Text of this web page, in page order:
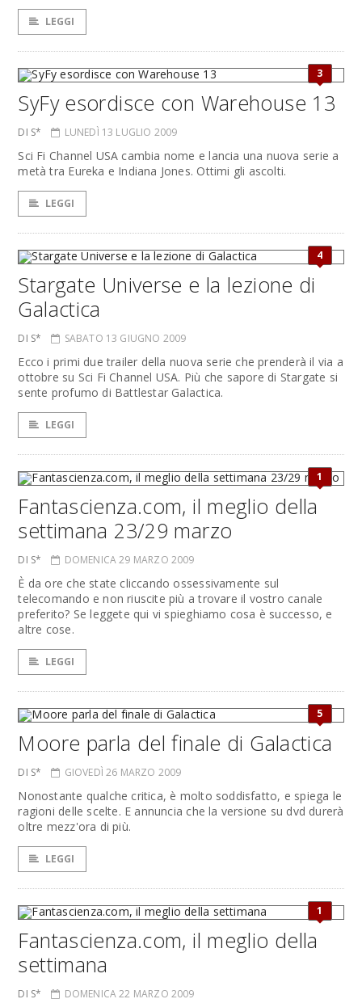
LEGGI
3
SyFy esordisce con Warehouse 13
DI S* LUNEDÌ 13 LUGLIO 2009
Sci Fi Channel USA cambia nome e lancia una nuova serie a
metà tra Eureka e Indiana Jones. Ottimi gli ascolti.
LEGGI
4
Stargate Universe e la lezione di
Galactica
DI S* SABATO 13 GIUGNO 2009
Ecco i primi due trailer della nuova serie che prenderà il via a
ottobre su Sci Fi Channel USA. Più che sapore di Stargate si
sente profumo di Battlestar Galactica.
LEGGI
1
Fantascienza.com, il meglio della
settimana 23/29 marzo
DI S* DOMENICA 29 MARZO 2009
È da ore che state cliccando ossessivamente sul
telecomando e non riuscite più a trovare il vostro canale
preferito? Se leggete qui vi spieghiamo cosa è successo, e
altre cose.
LEGGI
5
Moore parla del finale di Galactica
DI S* GIOVEDÌ 26 MARZO 2009
Nonostante qualche critica, è molto soddisfatto, e spiega le
ragioni delle scelte. E annuncia che la versione su dvd durerà
oltre mezz'ora di più.
LEGGI
1
Fantascienza.com, il meglio della
settimana
DI S* DOMENICA 22 MARZO 2009